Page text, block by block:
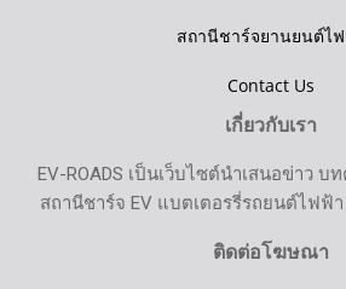
สถานีชาร์จยานยนต์ไ
Contact Us
เกี่ยวกับเรา
EV-ROADS เป็นเว็บไซต์นำเสนอข่าว
สถานีชาร์จ EV แบตเตอรรี่รถยนต์ไฟฟ้
ติดต่อโฆษณา